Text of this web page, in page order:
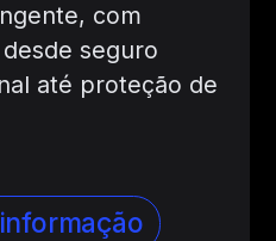
com
seguro
até proteção de